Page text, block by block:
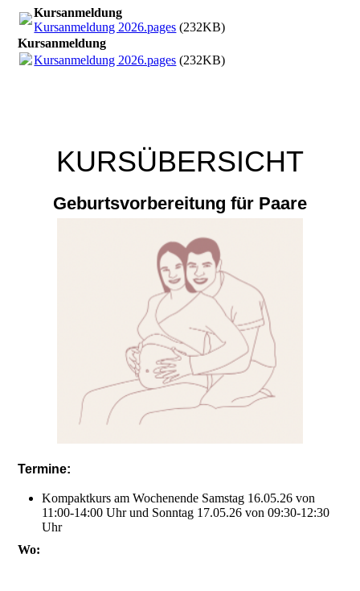
Kursanmeldung
Kursanmeldung 2026.pages (232KB)
Kursanmeldung
Kursanmeldung 2026.pages (232KB)
KURSÜBERSICHT
Geburtsvorbereitung für Paare
Termine:
Kompaktkurs am Wochenende Samstag 16.05.26 von
11:00-14:00 Uhr und Sonntag 17.05.26 von 09:30-12:30
Uhr
Wo: